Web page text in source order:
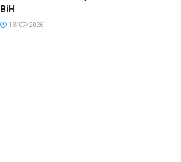
BiH
13/07/2026